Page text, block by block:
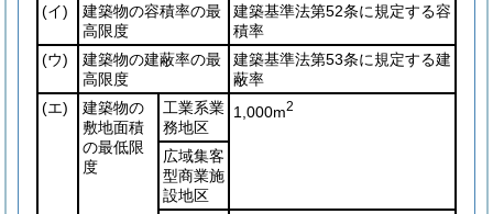
(イ)
建築物の容積率の最
高限度
建築基準法第52条に規定する容
積率
(ウ)
建築物の建蔽率の最
高限度
建築基準法第53条に規定する建
蔽率
(エ)
建築物の
敷地面積
の最低限
度
工業系業
務地区
1,000m2
広域集客
型商業施
設地区